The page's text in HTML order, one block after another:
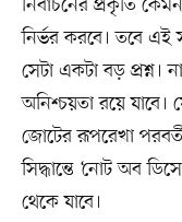
নির্বাচনের প্রকৃতি
নির্ভর করবে। তবে এই
সেটা একটা বড়
অনিশ্চয়তা রয়ে
জোটের রূপরেখা
সিদ্ধান্তে ‘নোট অব
থেকে যাবে।